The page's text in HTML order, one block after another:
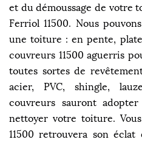
et du démoussage de votre
Ferriol 11500. Nous
une toiture : en pente,
couvreurs 11500 aguerris
toutes sortes de
acier, PVC, shingle,
couvreurs sauront
nettoyer votre toiture.
11500 retrouvera son éclat